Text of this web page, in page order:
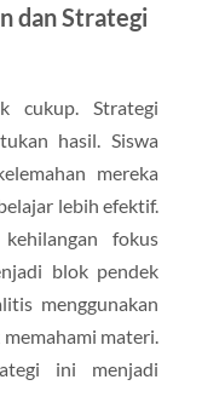
dan Strategi
cukup. Strategi
hasil. Siswa
mereka
lebih efektif.
fokus
blok pendek
menggunakan
materi.
ini menjadi